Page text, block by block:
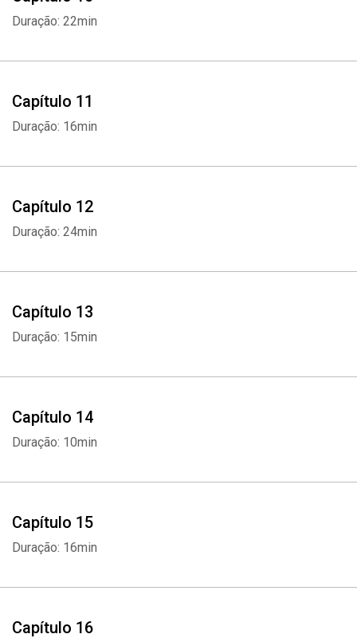
Duração: 22min
Capítulo 11
Duração: 16min
Capítulo 12
Duração: 24min
Capítulo 13
Duração: 15min
Capítulo 14
Duração: 10min
Capítulo 15
Duração: 16min
Capítulo 16